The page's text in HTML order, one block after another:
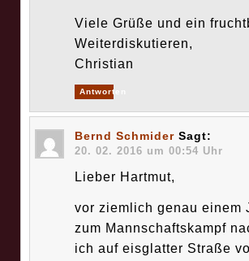
Viele Grüße und ein
Weiterdiskutieren,
Christian
Antworten
Bernd Schmider Sagt:
20. 02. 2016 um 00:54 Uhr
Lieber Hartmut,
vor ziemlich genau einem
zum Mannschaftskampf
ich auf eisglatter Straße